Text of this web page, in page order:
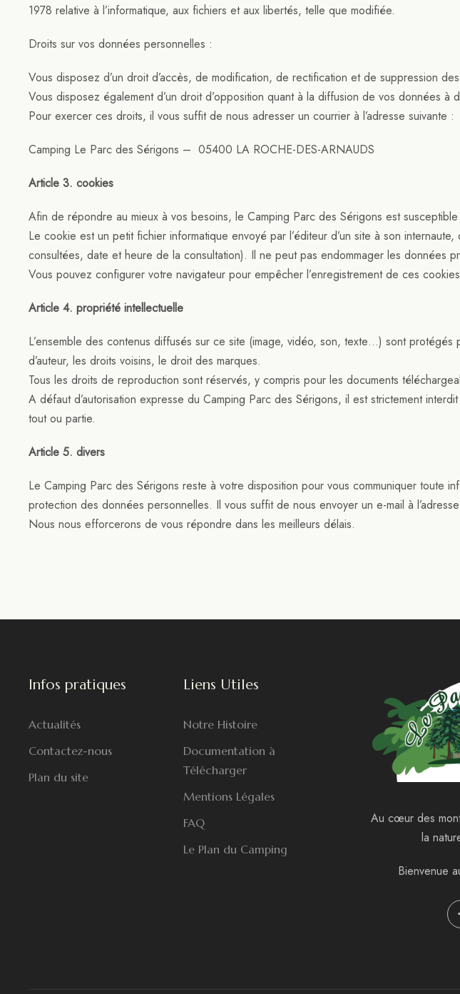
1978 relative à l’informatique, aux fichiers et aux libertés, telle que modifiée.
Droits sur vos données personnelles :
Vous disposez d’un droit d’accès, de modification, de rectification et de suppression
Vous disposez également d’un droit d’opposition quant à la diffusion de vos données à
Pour exercer ces droits, il vous suffit de nous adresser un courrier à l’adresse suivante :
Camping Le Parc des Sérigons – 05400 LA ROCHE-DES-ARNAUDS
Article 3. cookies
Afin de répondre au mieux à vos besoins, le Camping Parc des Sérigons est
Le cookie est un petit fichier informatique envoyé par l’éditeur d’un site à son
consultées, date et heure de la consultation). Il ne peut pas endommager les données
Vous pouvez configurer votre navigateur pour empêcher l’enregistrement de ces
Article 4. propriété intellectuelle
L’ensemble des contenus diffusés sur ce site (image, vidéo, son, texte…) sont
d’auteur, les droits voisins, le droit des marques.
Tous les droits de reproduction sont réservés, y compris pour les documents
A défaut d’autorisation expresse du Camping Parc des Sérigons, il est strictement
tout ou partie.
Article 5. divers
Le Camping Parc des Sérigons reste à votre disposition pour vous communiquer toute
protection des données personnelles. Il vous suffit de nous envoyer un e-mail à
Nous nous efforcerons de vous répondre dans les meilleurs délais.
Infos pratiques
Actualités
Contactez-nous
Plan du site
Liens Utiles
Notre Histoire
Documentation à
Télécharger
Mentions Légales
FAQ
Le Plan du Camping
Au cœur des
la
Bienvenue